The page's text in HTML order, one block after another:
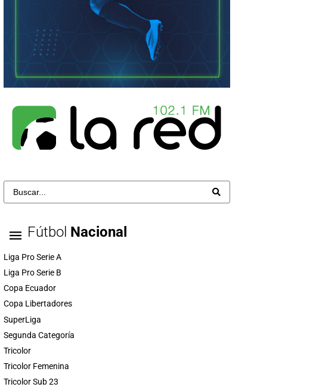
Fútbol Nacional
Liga Pro Serie A
Liga Pro Serie B
Copa Ecuador
Copa Libertadores
SuperLiga
Segunda Categoría
Tricolor
Tricolor Femenina
Tricolor Sub 23